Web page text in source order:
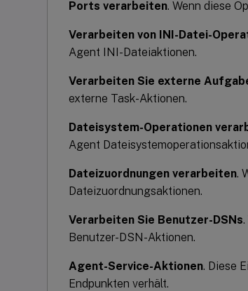
Ports verarbeiten. Wenn diese
Verarbeiten von INI-Datei-
Agent INI-Dateiaktionen.
Verarbeiten Sie externe
externe Task-Aktionen.
Dateisystem-Operationen
Agent
Dateizuordnungen verarbeiten.
Dateizuordnungsaktionen.
Verarbeiten Sie Benutzer-DSNs
Benutzer-DSN-Aktionen.
Agent-Service-Aktionen. Diese
Endpunkten verhält.